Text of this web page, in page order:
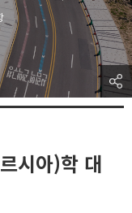
시아)학 대